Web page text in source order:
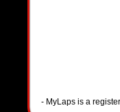
- MyLaps is a